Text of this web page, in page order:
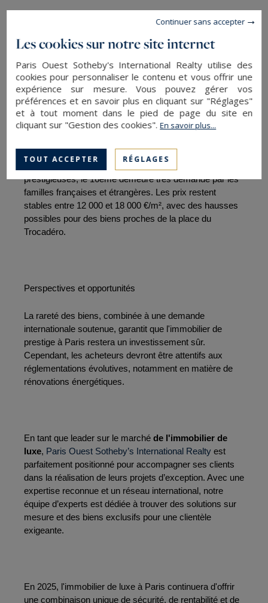
combine architecture historique et vie culturelle animée.
Les biens rénovés dans des immeubles classés sont
14 000 et 20 000 €/m².
4. Le 16ème arrondissement : un refuge pour les
prestigieuses, le 16ème demeure très demandé par les
familles françaises et étrangères. Les prix restent
stables entre 12 000 et 18 000 €/m², avec des hausses
possibles pour des biens proches de la place du
Trocadéro.
Perspectives et opportunités
La rareté des biens, combinée à une demande
internationale soutenue, garantit que l'immobilier de
prestige à Paris restera un investissement sûr.
Cependant, les acheteurs devront être attentifs aux
réglementations évolutives, notamment en matière de
rénovations énergétiques.
En tant que leader sur le marché de l'immobilier de
luxe, Paris Ouest Sotheby’s International Realty est
parfaitement positionné pour accompagner ses clients
dans la réalisation de leurs projets d’exception. Avec une
expertise reconnue et un réseau international, notre
équipe d’experts est dédiée à trouver des solutions sur
mesure et des biens exclusifs pour une clientèle
exigeante.
En 2025, l'immobilier de luxe à Paris continuera d'offrir
une combinaison unique de sécurité, de rentabilité et de
Les cookies sur notre site internet
Paris Ouest Sotheby's International Realty utilise des
cookies pour personnaliser le contenu et vous offrir une
expérience sur mesure. Vous pouvez gérer vos
préférences et en savoir plus en cliquant sur "Réglages"
et à tout moment dans le pied de page du site en
cliquant sur "Gestion des cookies".En savoir plus...
TOUT ACCEPTER RÉGLAGES
Continuer sans accepter